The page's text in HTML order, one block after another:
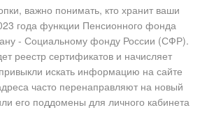
важно понимать, кто хранит ваши
года функции Пенсионного фонда
- Социальному фонду России (СФР).
реестр сертификатов и начисляет
искать информацию на сайте
часто перенаправляют на новый
его поддомены для личного кабинета